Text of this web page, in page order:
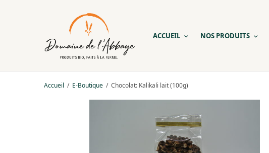
ACCUEIL NOS PRODUITS
Accueil / E-Boutique / Chocolat: Kalikali lait (100g)